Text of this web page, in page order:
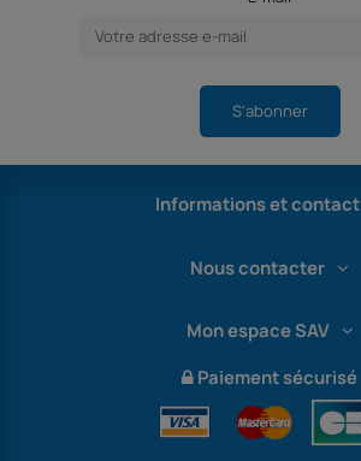
S'abonner
Informations et contact
Nous contacter
Mon espace SAV
Paiement sécurisé